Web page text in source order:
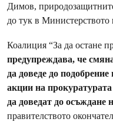
Димов,
до тук в Министерството
Коалиция “За да остане
предупреждава, че
да доведе до
акции на
да доведат до осъждане
правителството